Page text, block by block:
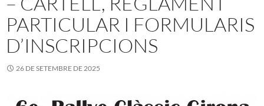
PARTICULAR I FORMULARIS
D’INSCRIPCIONS
26 DE SETEMBRE DE 2025